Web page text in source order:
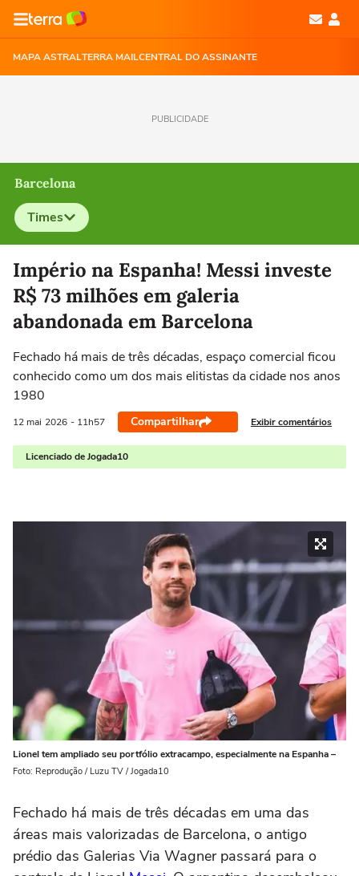
MAPA ASTRALTERRA MAILCENTRAL DO ASSINANTE
PUBLICIDADE
Barcelona
Times
Selecione o time para ver as notícias
Império na Espanha! Messi investe
R$ 73 milhões em galeria
abandonada em Barcelona
Fechado há mais de três décadas, espaço comercial ficou
conhecido como um dos mais elitistas da cidade nos anos
1980
12 mai 2026 - 11h57 Compartilhar Exibir comentários
Licenciado de Jogada10
Lionel tem ampliado seu portfólio extracampo, especialmente na Espanha –
Foto: Reprodução / Luzu TV / Jogada10
Fechado há mais de três décadas em uma das
áreas mais valorizadas de Barcelona, o antigo
prédio das Galerias Via Wagner passará para o